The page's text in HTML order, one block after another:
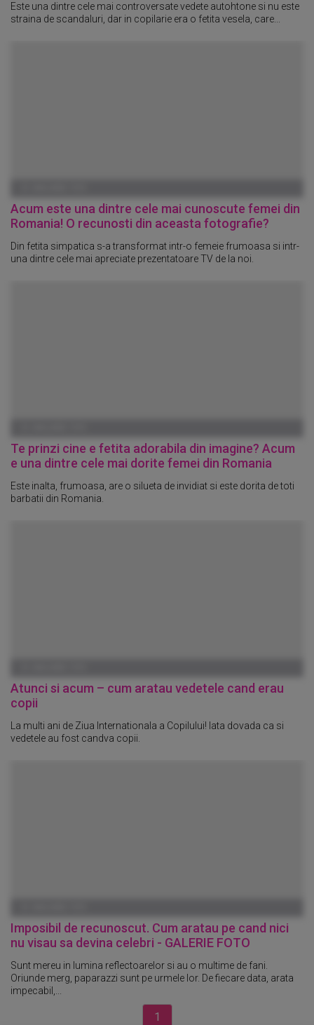
Este una dintre cele mai controversate vedete autohtone si nu este
straina de scandaluri, dar in copilarie era o fetita vesela, care...
Acum este una dintre cele mai cunoscute femei din
Romania! O recunosti din aceasta fotografie?
Din fetita simpatica s-a transformat intr-o femeie frumoasa si intr-
una dintre cele mai apreciate prezentatoare TV de la noi.
Te prinzi cine e fetita adorabila din imagine? Acum
e una dintre cele mai dorite femei din Romania
Este inalta, frumoasa, are o silueta de invidiat si este dorita de toti
barbatii din Romania.
Atunci si acum – cum aratau vedetele cand erau
copii
La multi ani de Ziua Internationala a Copilului! Iata dovada ca si
vedetele au fost candva copii.
Imposibil de recunoscut. Cum aratau pe cand nici
nu visau sa devina celebri - GALERIE FOTO
Sunt mereu in lumina reflectoarelor si au o multime de fani.
Oriunde merg, paparazzi sunt pe urmele lor. De fiecare data, arata
impecabil,...
1